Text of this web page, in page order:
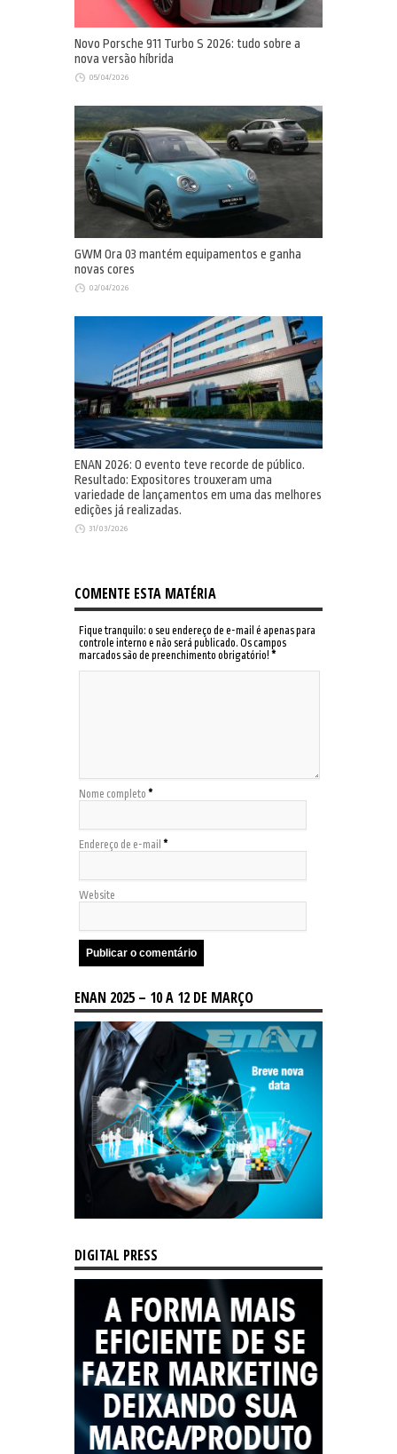
Novo Porsche 911 Turbo S 2026: tudo sobre a
nova versão híbrida
05/04/2026
GWM Ora 03 mantém equipamentos e ganha
novas cores
02/04/2026
ENAN 2026: O evento teve recorde de público.
Resultado: Expositores trouxeram uma
variedade de lançamentos em uma das melhores
edições já realizadas.
31/03/2026
COMENTE ESTA MATÉRIA
Fique tranquilo: o seu endereço de e-mail é apenas para
controle interno e não será publicado. Os campos
marcados são de preenchimento obrigatório! *
Nome completo *
Endereço de e-mail *
Website
ENAN 2025 – 10 A 12 DE MARÇO
DIGITAL PRESS